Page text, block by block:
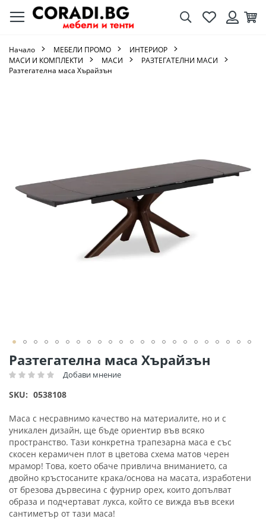
ТърсенеЛюбими
Начало МЕБЕЛИ ПРОМО
ИНТЕРИОР
МАСИ И КОМПЛЕКТИ
МАСИ
РАЗТЕГАТЕЛНИ МАСИ
Разтегателна маса Хърайзън
Разтегателна маса Хърайзън
Рейтинг: Добави мнение
SKU 0538108
Маса с несравнимо качество на материалите, но и с
уникален дизайн, ще бъде ориентир във всяко
пространство. Тази конкретна трапезарна маса е със
скосен керамичен плот в цветова схема матов черен
мрамор! Това, което обаче привлича вниманието, са
двойно кръстосаните крака/основа на масата, изработени
от брезова дървесина с фурнир орех, които допълват
образа и подчертават лукса, който се вижда във всеки
сантиметър от тази маса!
Преминете
към
началото
на
със
снимки